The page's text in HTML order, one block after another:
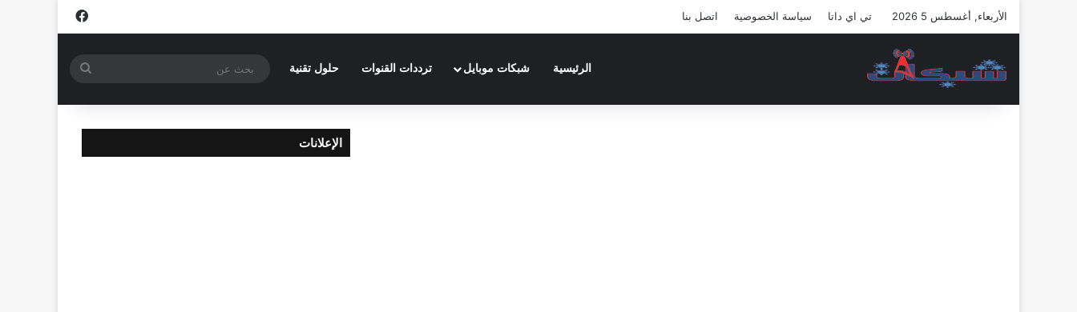
الأربعاء, أغسطس 5 2026 تي اي داتا سياسة الخصوصية اتصل بنا فيسبوك
الرئيسية شبكات موبايل ترددات القنوات حلول تقنية
بحث
الإعلانات